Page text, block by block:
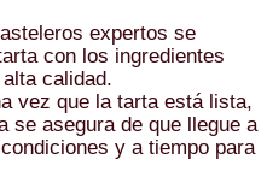
expertos se
con los ingredientes
calidad.
vez que la tarta está lista,
se asegura de que llegue a
y a tiempo para